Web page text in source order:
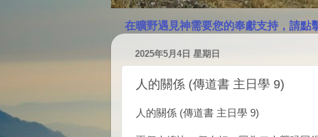
在曠野遇見神需要您的奉獻支持，請點
2025年5月4日 星期日
人的關係 (傳道書 主日學 9)
人的關係 (傳道書 主日學 9)